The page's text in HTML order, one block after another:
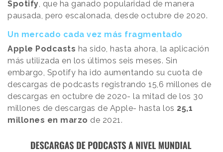
Spotify, que ha ganado popularidad de manera
pausada, pero escalonada, desde octubre de 2020.
Un mercado cada vez más fragmentado
Apple Podcasts ha sido, hasta ahora, la aplicación
más utilizada en los últimos seis meses. Sin
embargo, Spotify ha ido aumentando su cuota de
descargas de podcasts registrando 15,6 millones de
descargas en octubre de 2020- la mitad de los 30
millones de descargas de Apple- hasta los 25,1
millones en marzo de 2021.